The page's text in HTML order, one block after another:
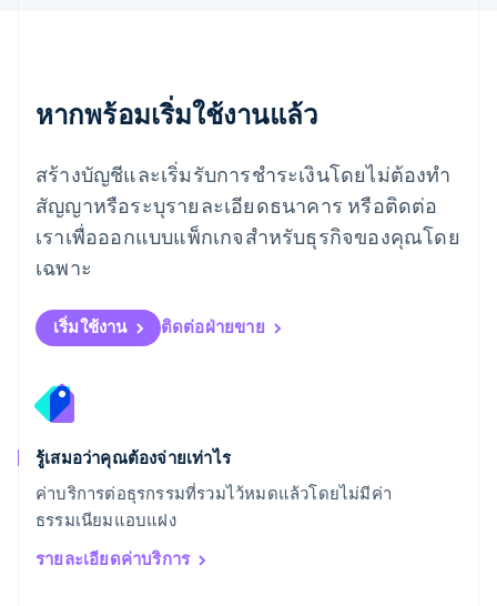
หากพร้อมเริ่มใช้งานแล้ว
สร้างบัญชีและเริ่มรับการชำระเงินโดยไม่ต้องทำ
สัญญาหรือระบุรายละเอียดธนาคาร หรือติดต่อ
เราเพื่อออกแบบแพ็กเกจสำหรับธุรกิจของคุณโดย
เฉพาะ
เริ่มใช้งาน ติดต่อฝ่ายขาย
รู้เสมอว่าคุณต้องจ่ายเท่าไร
ค่าบริการต่อธุรกรรมที่รวมไว้หมดแล้วโดยไม่มีค่า
ธรรมเนียมแอบแฝง
รายละเอียดค่าบริการ
English
ลิกเตนสไตน์
ลิทัวเนีย
English
สเปน
EspañolEnglish
English
EnglishItaliano
สวิตเซอร์แลนด์
สวีเดน
Svenska
EnglishEspañol简体中文
สหรัฐอาหรับเอมิเรตส์
English
สหราชอาณาจักร
English